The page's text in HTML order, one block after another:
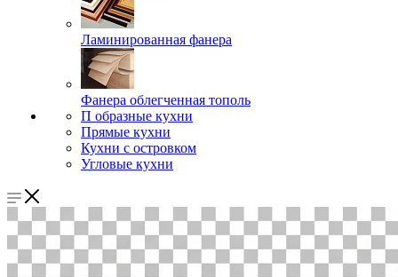
Ламинированная фанера
Фанера облегченная тополь
П образные кухни
Прямые кухни
Кухни с островком
Угловые кухни